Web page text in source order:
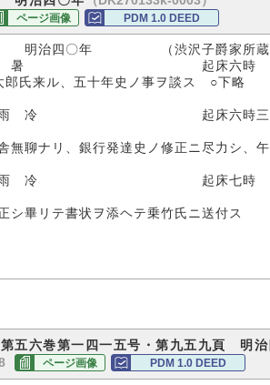
ページ画像 PDM 1.0 DEED
明治四〇年 （渋沢子爵家所蔵
日 晴 暑 起床六時
氏来ル、五十年史ノ事ヲ談ス ○下略
日 雨 冷 起床六時三
無聊ナリ、銀行発達史ノ修正ニ尽力シ、
三日 雨 冷 起床七時
シ畢リテ書状ヲ添ヘテ乗竹氏ニ送付ス
五六巻第一四一五号・第九五九頁 明
ページ画像 PDM 1.0 DEED